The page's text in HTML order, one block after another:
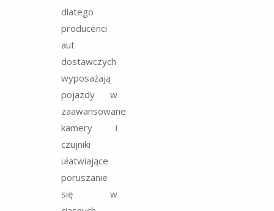
dlatego
producenci
aut
dostawczych
wyposażają
pojazdy w
zaawansowane
kamery i
czujniki
ułatwiające
poruszanie
się w